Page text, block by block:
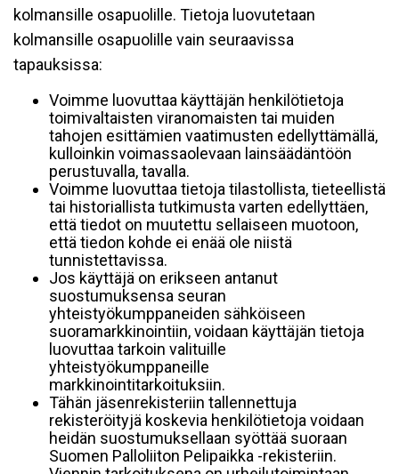
kolmansille osapuolille. Tietoja luovutetaan
kolmansille osapuolille vain seuraavissa
tapauksissa:
Voimme luovuttaa käyttäjän henkilötietoja
toimivaltaisten viranomaisten tai muiden
tahojen esittämien vaatimusten edellyttämällä,
kulloinkin voimassaolevaan lainsäädäntöön
perustuvalla, tavalla.
Voimme luovuttaa tietoja tilastollista, tieteellistä
tai historiallista tutkimusta varten edellyttäen,
että tiedot on muutettu sellaiseen muotoon,
että tiedon kohde ei enää ole niistä
tunnistettavissa.
Jos käyttäjä on erikseen antanut
suostumuksensa seuran
yhteistyökumppaneiden sähköiseen
suoramarkkinointiin, voidaan käyttäjän tietoja
luovuttaa tarkoin valituille
yhteistyökumppaneille
markkinointitarkoituksiin.
Tähän jäsenrekisteriin tallennettuja
rekisteröityjä koskevia henkilötietoja voidaan
heidän suostumuksellaan syöttää suoraan
Suomen Palloliiton Pelipaikka -rekisteriin.